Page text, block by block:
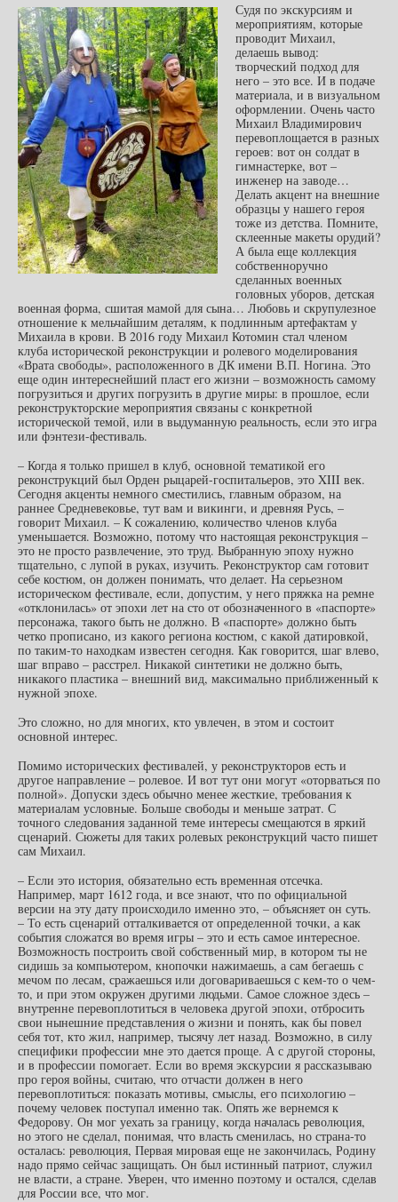
Судя по экскурсиям и
мероприятиям, которые
проводит Михаил,
делаешь вывод:
творческий подход для
него – это все. И в подаче
материала, и в визуальном
оформлении. Очень часто
Михаил Владимирович
перевоплощается в разных
героев: вот он солдат в
гимнастерке, вот –
инженер на заводе…
Делать акцент на внешние
образцы у нашего героя
тоже из детства. Помните,
склеенные макеты орудий?
А была еще коллекция
собственноручно
сделанных военных
головных уборов, детская
военная форма, сшитая мамой для сына… Любовь и скрупулезное
отношение к мельчайшим деталям, к подлинным артефактам у
Михаила в крови. В 2016 году Михаил Котомин стал членом
клуба исторической реконструкции и ролевого моделирования
«Врата свободы», расположенного в ДК имени В.П. Ногина. Это
еще один интереснейший пласт его жизни – возможность самому
погрузиться и других погрузить в другие миры: в прошлое, если
реконструкторские мероприятия связаны с конкретной
исторической темой, или в выдуманную реальность, если это игра
или фэнтези-фестиваль.
– Когда я только пришел в клуб, основной тематикой его
реконструкций был Орден рыцарей-госпитальеров, это XIII век.
Сегодня акценты немного сместились, главным образом, на
раннее Средневековье, тут вам и викинги, и древняя Русь, –
говорит Михаил. – К сожалению, количество членов клуба
уменьшается. Возможно, потому что настоящая реконструкция –
это не просто развлечение, это труд. Выбранную эпоху нужно
тщательно, с лупой в руках, изучить. Реконструктор сам готовит
себе костюм, он должен понимать, что делает. На серьезном
историческом фестивале, если, допустим, у него пряжка на ремне
«отклонилась» от эпохи лет на сто от обозначенного в «паспорте»
персонажа, такого быть не должно. В «паспорте» должно быть
четко прописано, из какого региона костюм, с какой датировкой,
по таким-то находкам известен сегодня. Как говорится, шаг влево,
шаг вправо – расстрел. Никакой синтетики не должно быть,
никакого пластика – внешний вид, максимально приближенный к
нужной эпохе.
Это сложно, но для многих, кто увлечен, в этом и состоит
основной интерес.
Помимо исторических фестивалей, у реконструкторов есть и
другое направление – ролевое. И вот тут они могут «оторваться по
полной». Допуски здесь обычно менее жесткие, требования к
материалам условные. Больше свободы и меньше затрат. С
точного следования заданной теме интересы смещаются в яркий
сценарий. Сюжеты для таких ролевых реконструкций часто пишет
сам Михаил.
– Если это история, обязательно есть временная отсечка.
Например, март 1612 года, и все знают, что по официальной
версии на эту дату происходило именно это, – объясняет он суть.
– То есть сценарий отталкивается от определенной точки, а как
события сложатся во время игры – это и есть самое интересное.
Возможность построить свой собственный мир, в котором ты не
сидишь за компьютером, кнопочки нажимаешь, а сам бегаешь с
мечом по лесам, сражаешься или договариваешься с кем-то о чем-
то, и при этом окружен другими людьми. Самое сложное здесь –
внутренне перевоплотиться в человека другой эпохи, отбросить
свои нынешние представления о жизни и понять, как бы повел
себя тот, кто жил, например, тысячу лет назад. Возможно, в силу
специфики профессии мне это дается проще. А с другой стороны,
и в профессии помогает. Если во время экскурсии я рассказываю
про героя войны, считаю, что отчасти должен в него
перевоплотиться: показать мотивы, смыслы, его психологию –
почему человек поступал именно так. Опять же вернемся к
Федорову. Он мог уехать за границу, когда началась революция,
но этого не сделал, понимая, что власть сменилась, но страна-то
осталась: революция, Первая мировая еще не закончилась, Родину
надо прямо сейчас защищать. Он был истинный патриот, служил
не власти, а стране. Уверен, что именно поэтому и остался, сделав
для России все, что мог.